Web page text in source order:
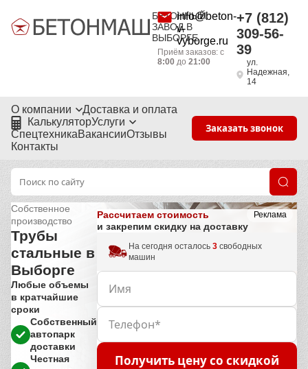
БЕТОННЫЙ
ЗАВОД В
ВЫБОРГЕ
info@beton-
v-
vyborge.ru
Приём заказов: с
8:00до 21:00
+7 (812)
309-56-
39
ул.
Надежная,
14
О компании
Доставка и оплата
КалькуляторУслуги
СпецтехникаВакансииОтзывы
Контакты
Заказать звонок
Реклама
Собственное
производство
Трубы
стальные в
Выборге
Любые объемы
в кратчайшие
сроки
Собственный
автопарк
доставки
Честная
Рассчитаем стоимость
и закрепим скидку на доставку
На сегодня осталось 3 свободных
машин
Получить цену со скидкой